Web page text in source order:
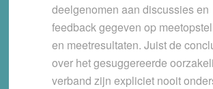
deelgenomen aan discussies en
feedback gegeven op
en meetresultaten. Juist de
over het gesuggereerde
verband zijn expliciet nooit